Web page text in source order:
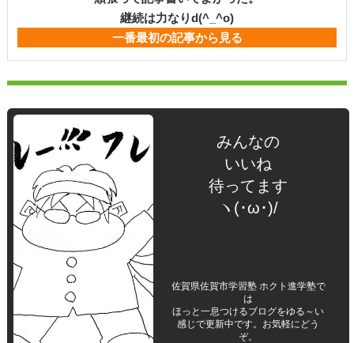
継続は力なりd(^_^o)
一番最初の記事から見る
みんなの
いいね
待ってます
ヽ(･ω･)/
佐賀県佐賀市学習塾 ホクト進学塾で
は
ほっと一息つけるブログをゆる～い
感じで更新中です。お気軽にどう
ぞ。